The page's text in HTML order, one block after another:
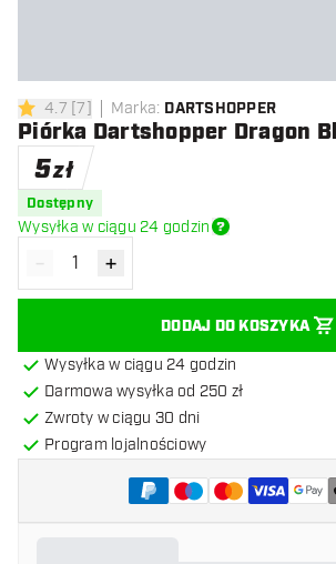
4.7 gwiazdki oceny
4.7 [7] Marka: DARTSHOPPER
Piórka Dartshopper Dragon
5zł
Dostępny
Wysyłka w ciągu 24 godzin
Zmniejsz ilość
- Zwiększ ilość
+
DODAJ DO KOSZYKA
Wysyłka w ciągu 24 godzin
Darmowa wysyłka od 250 zł
Zwroty w ciągu 30 dni
Program lojalnościowy